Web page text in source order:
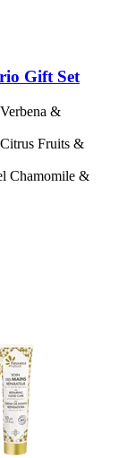
Gift Set
&
Fruits &
Chamomile &